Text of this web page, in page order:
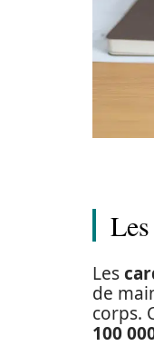
Les
de
corps.
100